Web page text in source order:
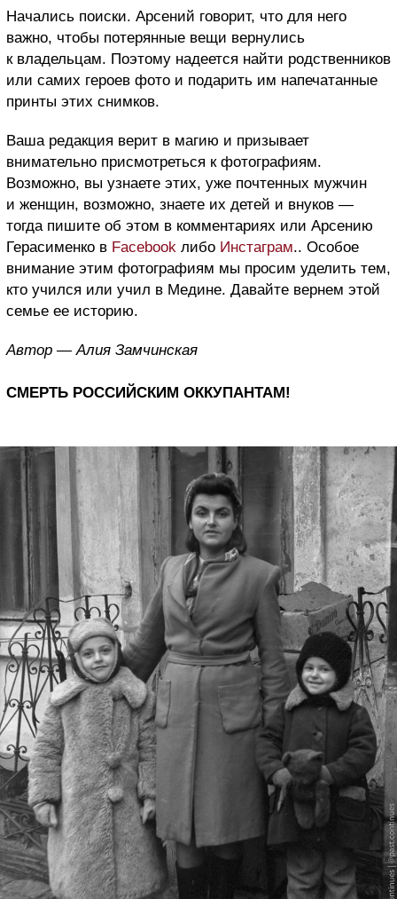
Начались поиски. Арсений говорит, что для него
важно, чтобы потерянные вещи вернулись
к владельцам. Поэтому надеется найти родственников
или самих героев фото и подарить им напечатанные
принты этих снимков.
Ваша редакция верит в магию и призывает
внимательно присмотреться к фотографиям.
Возможно, вы узнаете этих, уже почтенных мужчин
и женщин, возможно, знаете их детей и внуков —
тогда пишите об этом в комментариях или Арсению
Герасименко в Facebook либо Инстаграм.. Особое
внимание этим фотографиям мы просим уделить тем,
кто учился или учил в Медине. Давайте вернем этой
семье ее историю.
Автор — Алия Замчинская
СМЕРТЬ РОССИЙСКИМ ОККУПАНТАМ!